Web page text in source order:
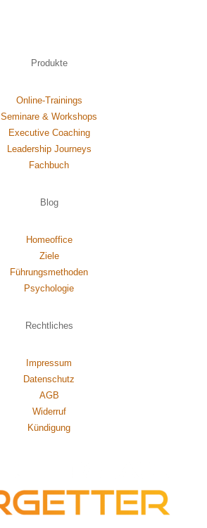
Produkte
Online-Trainings
Seminare & Workshops
Executive Coaching
Leadership Journeys
Fachbuch
Blog
Homeoffice
Ziele
Führungsmethoden
Psychologie
Rechtliches
Impressum
Datenschutz
AGB
Widerruf
Kündigung